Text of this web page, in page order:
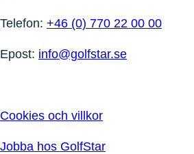
Telefon: +46 (0) 770 22 00 00
Epost: info@golfstar.se
Cookies och villkor
Jobba hos GolfStar